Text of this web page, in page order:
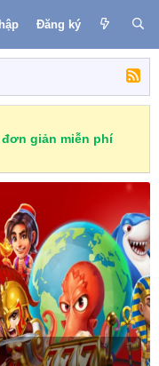
Đăng ký
giản miễn phí